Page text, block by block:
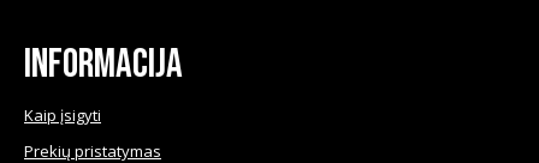
Informacija
Kaip įsigyti
Prekių pristatymas